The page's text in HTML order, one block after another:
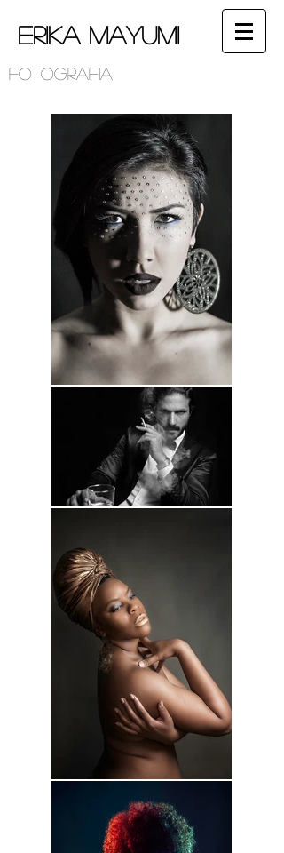
Erika Mayumi
Fotografia